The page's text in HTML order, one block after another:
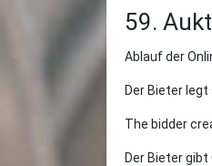
59.
Ablauf der
Der Bieter
The bidder
Der Bieter